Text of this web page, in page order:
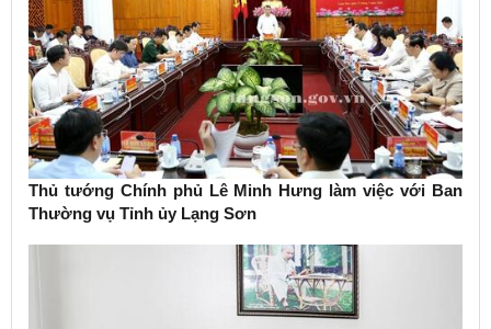
Thủ tướng Chính phủ Lê Minh Hưng làm việc với Ban
Thường vụ Tỉnh ủy Lạng Sơn